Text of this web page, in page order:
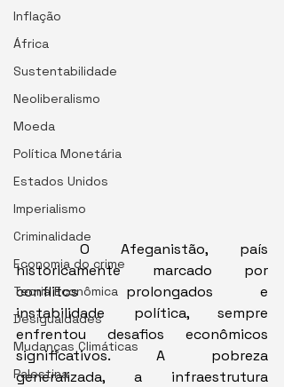
Inflação
África
Sustentabilidade
Neoliberalismo
Moeda
Política Monetária
Estados Unidos
Imperialismo
Criminalidade
Economia do crime
Teoria Econômica
Desigualdades
Mudanças Climáticas
Palestina
historicamente marcado por
conflitos prolongados e
instabilidade política, sempre
enfrentou desafios econômicos
significativos. A pobreza
generalizada, a infraestrutura